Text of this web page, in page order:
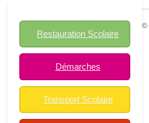
Restauration Scolaire
Démarches
Transport Scolaire
©